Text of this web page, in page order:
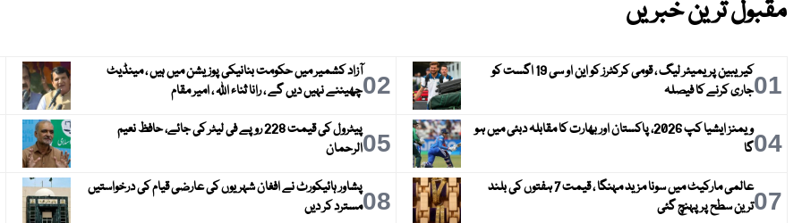
مقبول ترین خبریں
01
کیریبین پریمیئر لیگ ، قومی کرکٹرز کو این او سی 19 اگست کو
جاری کرنے کا فیصلہ
02آزاد کشمیر میں حکومت بنانیکی پوزیشن میں ہیں ، مینڈیٹ
چھیننے نہیں دیں گے ، رانا ثناء اللہ ، امیر مقام
04
ویمنز ایشیا کپ 2026، پاکستان اور بھارت کا مقابلہ دبئی میں ہو
گا
05
پیٹرول کی قیمت 228 روپے فی لیٹر کی جائے، حافظ نعیم
الرحمان
07
عالمی مارکیٹ میں سونا مزید مہنگا ، قیمت 7 ہفتوں کی بلند
ترین سطح پر پہنچ گئی
08پشاور ہائیکورٹ نے افغان شہریوں کی عارضی قیام کی درخواستیں
مسترد کر دیں